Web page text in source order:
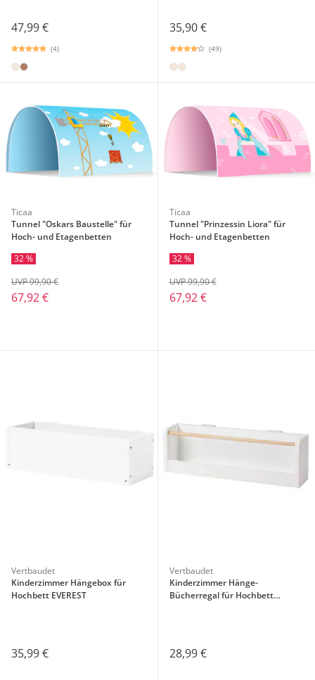
47,99 €
(4)
35,90 €
(49)
Ticaa
Tunnel "Oskars Baustelle" für
Hoch- und Etagenbetten
32 %
67,92 €
UVP 99,90 €
Ticaa
Tunnel "Prinzessin Liora" für
Hoch- und Etagenbetten
32 %
67,92 €
UVP 99,90 €
Vertbaudet
Kinderzimmer Hängebox für
Hochbett EVEREST
35,99 €
Vertbaudet
Kinderzimmer Hänge-
Bücherregal für Hochbett
28,99 €